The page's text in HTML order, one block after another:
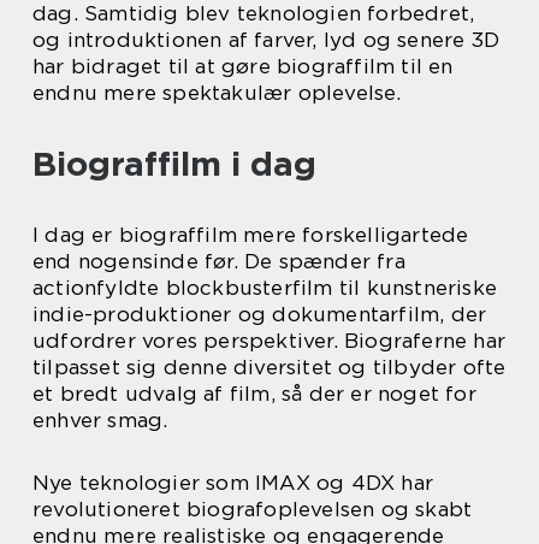
dag. Samtidig blev teknologien forbedret,
og introduktionen af farver, lyd og senere 3D
har bidraget til at gøre biograffilm til en
endnu mere spektakulær oplevelse.
Biograffilm i dag
I dag er biograffilm mere forskelligartede
end nogensinde før. De spænder fra
actionfyldte blockbusterfilm til kunstneriske
indie-produktioner og dokumentarfilm, der
udfordrer vores perspektiver. Biograferne har
tilpasset sig denne diversitet og tilbyder ofte
et bredt udvalg af film, så der er noget for
enhver smag.
Nye teknologier som IMAX og 4DX har
revolutioneret biografoplevelsen og skabt
endnu mere realistiske og engagerende